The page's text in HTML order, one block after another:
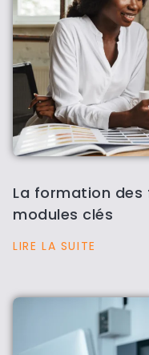
La formation des
modules clés
LIRE LA SUITE